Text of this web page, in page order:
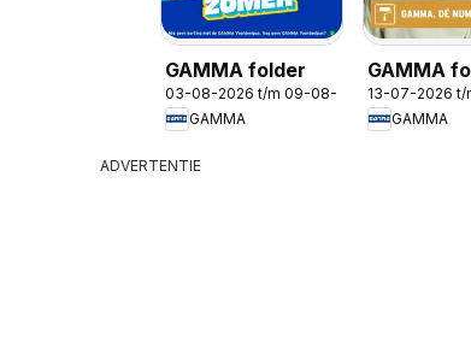
GAMMA folder
03-08-2026 t/m 09-08-2026
GAMMA
GAMMA
De
verf
13-07-2026 t/
GAMMA
ADVERTENTIE